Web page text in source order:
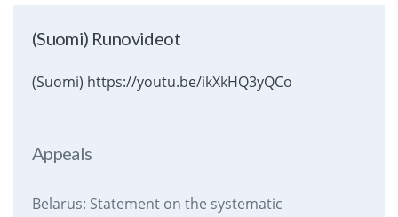
(Suomi) Runovideot
(Suomi) https://youtu.be/ikXkHQ3yQCo
Appeals
Belarus: Statement on the systematic